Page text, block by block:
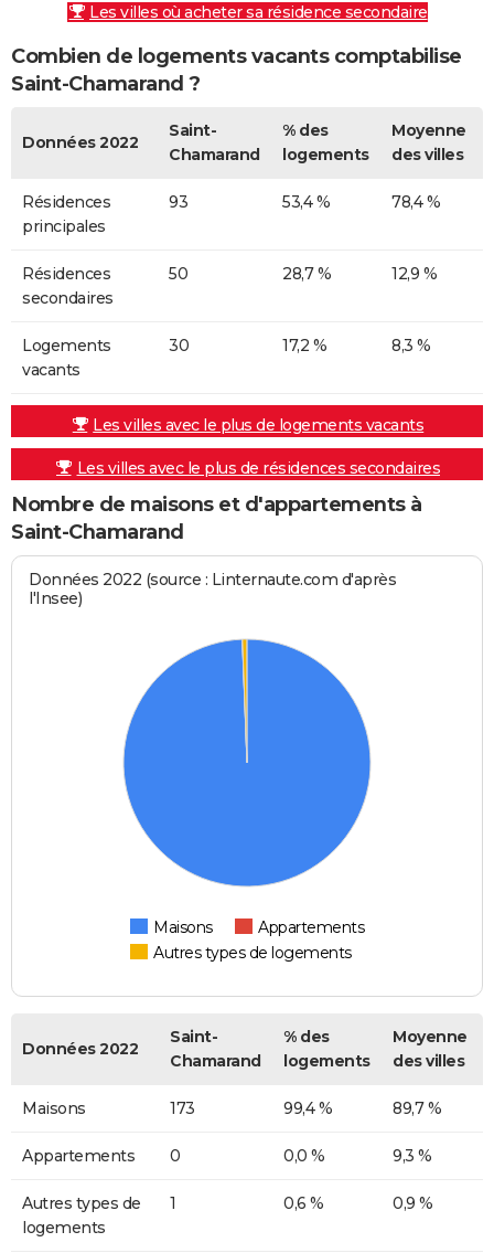
Les villes où acheter sa résidence secondaire
Combien de logements vacants comptabilise
Saint-Chamarand ?
Données 2022
Saint-
Chamarand
% des
logements
Moyenne
des villes
Résidences
principales
93 53,4 % 78,4 %
Résidences
secondaires
50 28,7 % 12,9 %
Logements
vacants
30 17,2 % 8,3 %
Les villes avec le plus de logements vacants
Les villes avec le plus de résidences secondaires
Nombre de maisons et d'appartements à
Saint-Chamarand
Données 2022 (source : Linternaute.com d'après
l'Insee)
Maisons
Appartements
Autres types de logements
Données 2022
Saint-
Chamarand
% des
logements
Moyenne
des villes
Maisons 173 99,4 % 89,7 %
Appartements 0 0,0 % 9,3 %
Autres types de
logements
1 0,6 % 0,9 %